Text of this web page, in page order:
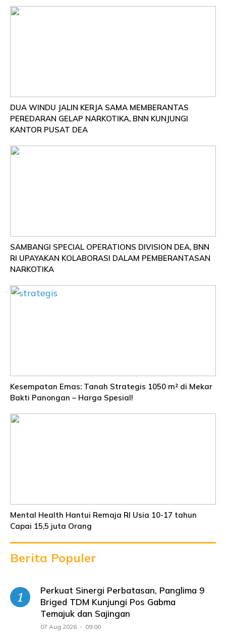
DUA WINDU JALIN KERJA SAMA MEMBERANTAS
PEREDARAN GELAP NARKOTIKA, BNN KUNJUNGI
KANTOR PUSAT DEA
SAMBANGI SPECIAL OPERATIONS DIVISION DEA, BNN
RI UPAYAKAN KOLABORASI DALAM PEMBERANTASAN
NARKOTIKA
Kesempatan Emas: Tanah Strategis 1050 m² di Mekar
Bakti Panongan – Harga Spesial!
Mental Health Hantui Remaja RI Usia 10-17 tahun
Capai 15,5 juta Orang
Berita Populer
Perkuat Sinergi Perbatasan, Panglima 9
Briged TDM Kunjungi Pos Gabma
Temajuk dan Sajingan
07 Aug 2026 - 09:00